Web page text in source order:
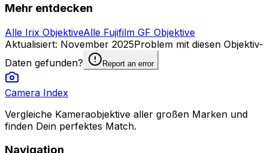
Mehr entdecken
Alle Irix ObjektiveAlle Fujifilm GF Objektive
Aktualisiert: November 2025Problem mit diesen Objektiv-
Daten gefunden?
Report an error
Camera Index
Vergleiche Kameraobjektive aller großen Marken und
finden Dein perfektes Match.
Navigation